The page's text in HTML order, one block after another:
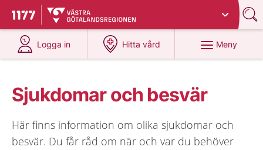
Till startsidan för 1177
Du har valt region
Logga in
på 1177.se
Hitta vård
på 1177.se
Meny
Sjukdomar och besvär
Här finns information om olika sjukdomar och
besvär. Du får råd om när och var du behöver